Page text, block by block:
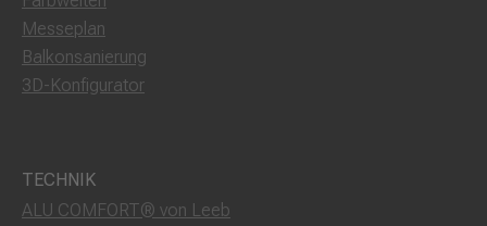
Messeplan
Balkonsanierung
3D-Konfigurator
TECHNIK
ALU COMFORT® von Leeb